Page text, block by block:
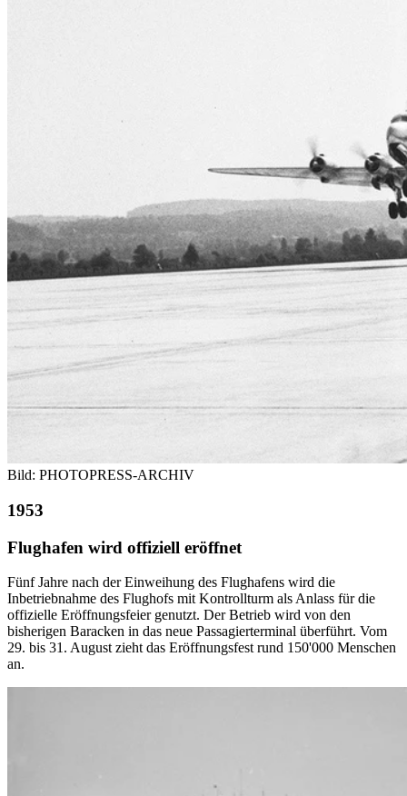
Bild: PHOTOPRESS-ARCHIV
1953
Flughafen wird offiziell eröffnet
Fünf Jahre nach der Einweihung des Flughafens wird die
Inbetriebnahme des Flughofs mit Kontrollturm als Anlass für die
offizielle Eröffnungsfeier genutzt. Der Betrieb wird von den
bisherigen Baracken in das neue Passagierterminal überführt. Vom
29. bis 31. August zieht das Eröffnungsfest rund 150'000 Menschen
an.